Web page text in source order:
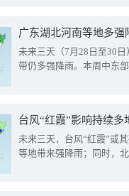
广东湖北河南等地多
未来三天（7月28日至30
带仍多强降雨。本周中东
台风“红霞”影响持续
未来三天，台风“红霞”或
等地带来强降雨；同时，